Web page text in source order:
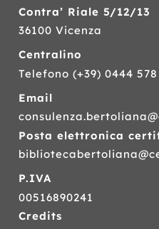
Contra’ Riale 5/12/13
36100 Vicenza
Centralino
Telefono(+39) 0444 578
Email
Posta elettronica
P.IVA
00516890241
Credits